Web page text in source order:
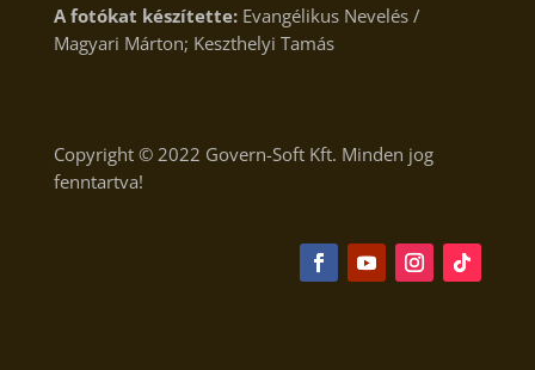
A fotókat készítette:Evangélikus Nevelés /
Magyari Márton; Keszthelyi Tamás
Copyright © 2022 Govern-Soft Kft. Minden jog
fenntartva!